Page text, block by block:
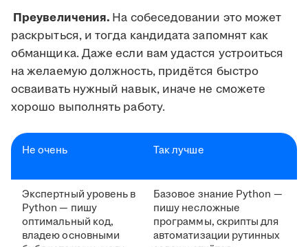
Преувеличения. На собеседовании это может
раскрыться, и тогда кандидата запомнят как
обманщика. Даже если вам удастся устроиться
на желаемую должность, придётся быстро
осваивать нужный навык, иначе не сможете
хорошо выполнять работу.
Не очень Так лучше
Экспертный уровень в
Python — пишу
оптимальный код,
владею основными
Базовое знание Python —
пишу несложные
программы, скрипты для
автоматизации рутинных